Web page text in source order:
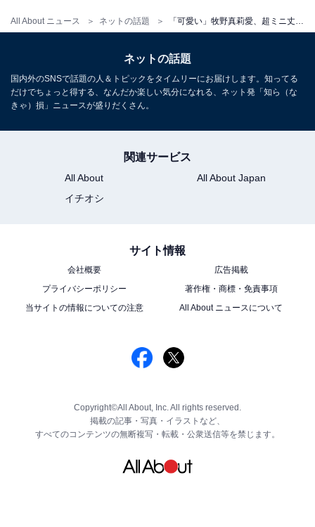
All About ニュース ネットの話題
ネットの話題
国内外のSNSで話題の人＆トピックをタイムリーにお届けします。知ってる
だけでちょっと得する、なんだか楽しい気分になれる、ネット発「知ら（な
きゃ）損」ニュースが盛りだくさん。
関連サービス
All About
All About Japan
イチオシ
サイト情報
会社概要
広告掲載
プライバシーポリシー
著作権・商標・免責事項
当サイトの情報についての注意
All About ニュースについて
Copyright©All About, Inc. All rights reserved.
掲載の記事・写真・イラストなど、
すべてのコンテンツの無断複写・転載・公衆送信等を禁じます。